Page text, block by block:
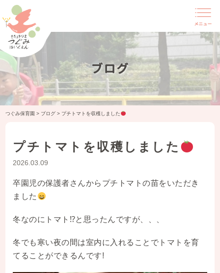
ブログ
つぐみ保育園 > ブログ > プチトマトを収穫しました
プチトマトを収穫しました
2026.03.09
卒園児の保護者さんからプチトマトの苗をいただき
ました
冬なのにトマト⁉と思ったんですが、、、
冬でも寒い夜の間は室内に入れることでトマトを育
てることができるんです!